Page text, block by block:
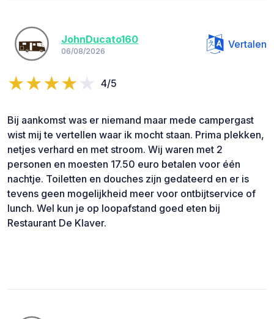
JohnDucato160
06/08/2026
Vertalen
4/5
Bij aankomst was er niemand maar mede campergast
wist mij te vertellen waar ik mocht staan. Prima plekken,
netjes verhard en met stroom. Wij waren met 2
personen en moesten 17.50 euro betalen voor één
nachtje. Toiletten en douches zijn gedateerd en er is
tevens geen mogelijkheid meer voor ontbijtservice of
lunch. Wel kun je op loopafstand goed eten bij
Restaurant De Klaver.